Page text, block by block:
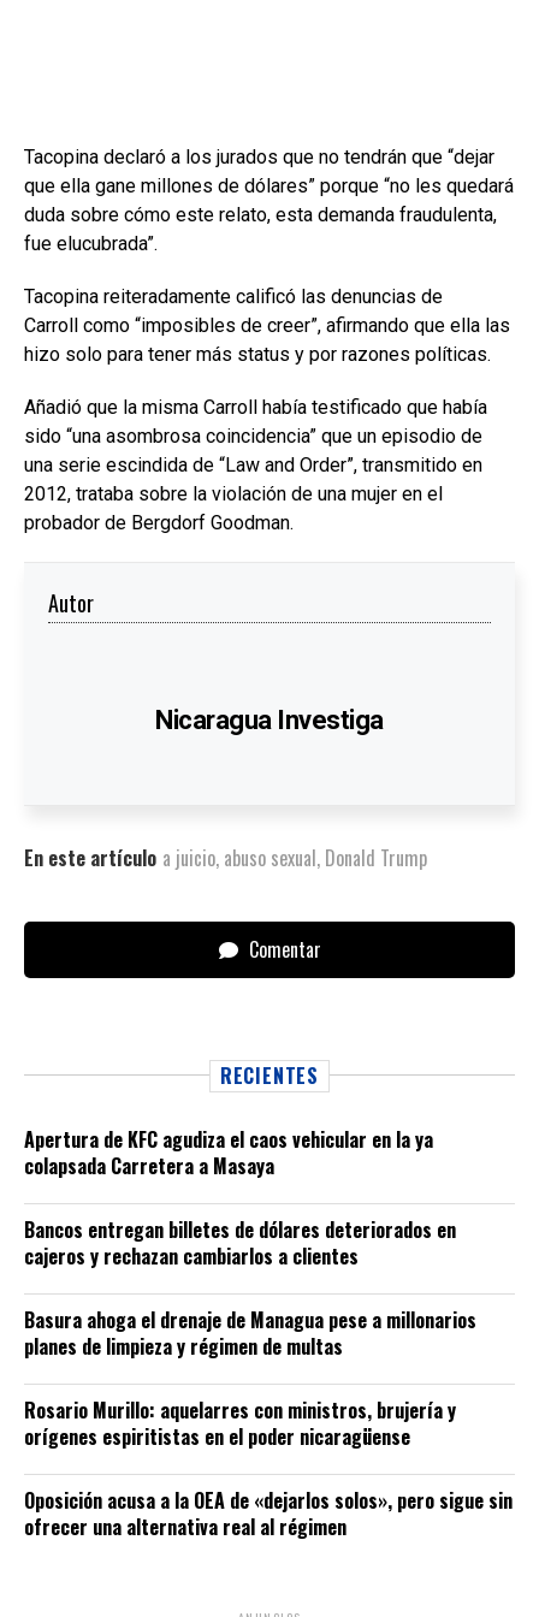
Tacopina declaró a los jurados que no tendrán que “dejar
que ella gane millones de dólares” porque “no les quedará
duda sobre cómo este relato, esta demanda fraudulenta,
fue elucubrada”.
Tacopina reiteradamente calificó las denuncias de
Carroll como “imposibles de creer”, afirmando que ella las
hizo solo para tener más status y por razones políticas.
Añadió que la misma Carroll había testificado que había
sido “una asombrosa coincidencia” que un episodio de
una serie escindida de “Law and Order”, transmitido en
2012, trataba sobre la violación de una mujer en el
probador de Bergdorf Goodman.
Autor
Nicaragua Investiga
En este artículo a juicio, abuso sexual, Donald Trump
Comentar
RECIENTES
Apertura de KFC agudiza el caos vehicular en la ya
colapsada Carretera a Masaya
Bancos entregan billetes de dólares deteriorados en
cajeros y rechazan cambiarlos a clientes
Basura ahoga el drenaje de Managua pese a millonarios
planes de limpieza y régimen de multas
Rosario Murillo: aquelarres con ministros, brujería y
orígenes espiritistas en el poder nicaragüense
Oposición acusa a la OEA de «dejarlos solos», pero sigue sin
ofrecer una alternativa real al régimen